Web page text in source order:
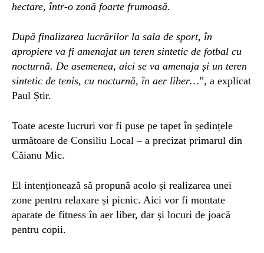
hectare, într-o zonă foarte frumoasă.
După finalizarea lucrărilor la sala de sport, în
apropiere va fi amenajat un teren sintetic de fotbal cu
nocturnă. De asemenea, aici se va amenaja și un teren
sintetic de tenis, cu nocturnă, în aer liber…”, a explicat
Paul Știr.
Toate aceste lucruri vor fi puse pe tapet în ședințele
următoare de Consiliu Local – a precizat primarul din
Căianu Mic.
El intenționează să propună acolo și realizarea unei
zone pentru relaxare și picnic. Aici vor fi montate
aparate de fitness în aer liber, dar și locuri de joacă
pentru copii.